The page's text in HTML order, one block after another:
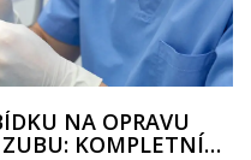
NA OPRAVU
KOMPLETNÍ